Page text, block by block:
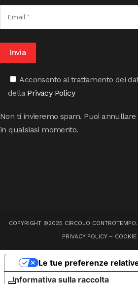
Acconsento al trattamento dei
della Privacy Policy
Non ti invieremo spam. Puoi
in qualsiasi momento.
COPYRIGHT ©2025 CIRCOLO
PRIVACY POLICY–
Informativa sulla raccolta
Le tue preferenze